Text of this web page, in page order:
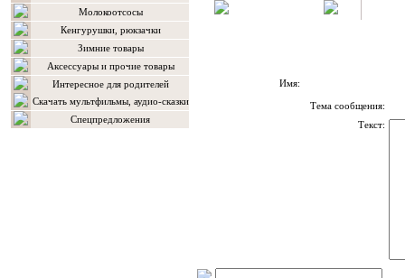
Молокоотсосы
Кенгурушки, рюкзачки
Зимние товары
Аксессуары и прочие товары
Интересное для родителей
Скачать мультфильмы, аудио-сказки
Спецпредложения
Имя:
Тема сообщения:
Текст: